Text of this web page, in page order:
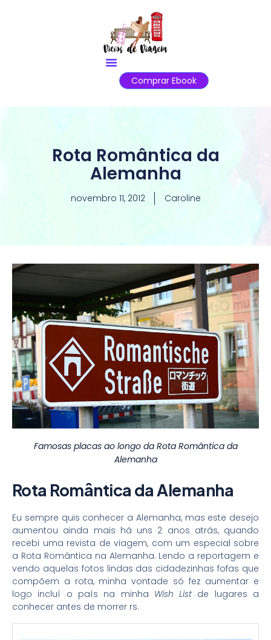
Comprar Ebook
Rota Romântica da
Alemanha
novembro 11, 2012 Caroline
Famosas placas ao longo da Rota Romântica da
Alemanha
Rota Romântica da Alemanha
Eu sempre quis conhecer a Alemanha, mas este desejo
aumentou ainda mais há uns 2 anos atrás, quando
recebi uma revista de viagem, com um especial sobre
a Rota Romântica na Alemanha. Lendo a reportagem e
vendo aquelas fotos lindas das cidadezinhas fofas que
compõem a rota, minha vontade só fez aumentar e
logo incluí o país na minha Wish List de lugares a
conhecer antes de morrer rs.